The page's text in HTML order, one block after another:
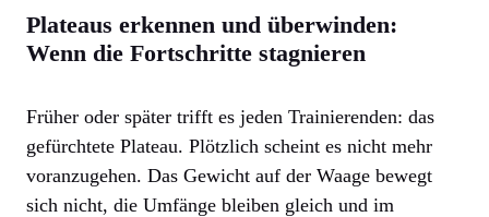
Plateaus erkennen und überwinden:
Wenn die Fortschritte stagnieren
Früher oder später trifft es jeden Trainierenden: das
gefürchtete Plateau. Plötzlich scheint es nicht mehr
voranzugehen. Das Gewicht auf der Waage bewegt
sich nicht, die Umfänge bleiben gleich und im